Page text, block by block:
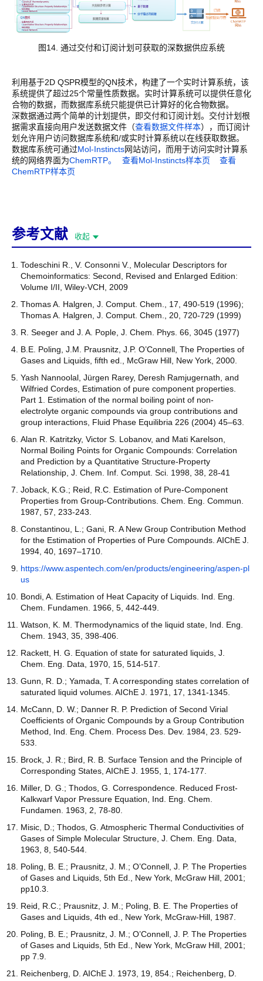
图14. 通过交付和订阅计划可获取的深数据供应系统
利用基于2D QSPR模型的QN技术，构建了一个实时计算系统，该
系统提供了超过25个常量性质数据。实时计算系统可以提供任意化
合物的数据，而数据库系统只能提供已计算好的化合物数据。
深数据通过两个简单的计划提供，即交付和订阅计划。交付计划根
据需求直接向用户发送数据文件（查看数据文件样本），而订阅计
划允许用户访问数据库系统和/或实时计算系统以在线获取数据。
数据库系统可通过Mol-Instincts网站访问，而用于访问实时计算系
统的网络界面为ChemRTP。 查看Mol-Instincts样本页
查看
ChemRTP样本页
参考文献 收起
Todeschini R., V. Consonni V., Molecular Descriptors for
Chemoinformatics: Second, Revised and Enlarged Edition:
Volume I/II, Wiley-VCH, 2009
Thomas A. Halgren, J. Comput. Chem., 17, 490-519 (1996);
Thomas A. Halgren, J. Comput. Chem., 20, 720-729 (1999)
R. Seeger and J. A. Pople, J. Chem. Phys. 66, 3045 (1977)
B.E. Poling, J.M. Prausnitz, J.P. O’Connell, The Properties of
Gases and Liquids, fifth ed., McGraw Hill, New York, 2000.
Yash Nannoolal, Jürgen Rarey, Deresh Ramjugernath, and
Wilfried Cordes, Estimation of pure component properties.
Part 1. Estimation of the normal boiling point of non-
electrolyte organic compounds via group contributions and
group interactions, Fluid Phase Equilibria 226 (2004) 45–63.
Alan R. Katritzky, Victor S. Lobanov, and Mati Karelson,
Normal Boiling Points for Organic Compounds: Correlation
and Prediction by a Quantitative Structure-Property
Relationship, J. Chem. Inf. Comput. Sci. 1998, 38, 28-41
Joback, K.G.; Reid, R.C. Estimation of Pure-Component
Properties from Group-Contributions. Chem. Eng. Commun.
1987, 57, 233-243.
Constantinou, L.; Gani, R. A New Group Contribution Method
for the Estimation of Properties of Pure Compounds. AIChE J.
1994, 40, 1697–1710.
https://www.aspentech.com/en/products/engineering/aspen-pl
us
Bondi, A. Estimation of Heat Capacity of Liquids. Ind. Eng.
Chem. Fundamen. 1966, 5, 442-449.
Watson, K. M. Thermodynamics of the liquid state, Ind. Eng.
Chem. 1943, 35, 398-406.
Rackett, H. G. Equation of state for saturated liquids, J.
Chem. Eng. Data, 1970, 15, 514-517.
Gunn, R. D.; Yamada, T. A corresponding states correlation of
saturated liquid volumes. AIChE J. 1971, 17, 1341-1345.
McCann, D. W.; Danner R. P. Prediction of Second Virial
Coefficients of Organic Compounds by a Group Contribution
Method, Ind. Eng. Chem. Process Des. Dev. 1984, 23. 529-
533.
Brock, J. R.; Bird, R. B. Surface Tension and the Principle of
Corresponding States, AIChE J. 1955, 1, 174-177.
Miller, D. G.; Thodos, G. Correspondence. Reduced Frost-
Kalkwarf Vapor Pressure Equation, Ind. Eng. Chem.
Fundamen. 1963, 2, 78-80.
Misic, D.; Thodos, G. Atmospheric Thermal Conductivities of
Gases of Simple Molecular Structure, J. Chem. Eng. Data,
1963, 8, 540-544.
Poling, B. E.; Prausnitz, J. M.; O’Connell, J. P. The Properties
of Gases and Liquids, 5th Ed., New York, McGraw Hill, 2001;
pp10.3.
Reid, R.C.; Prausnitz, J. M.; Poling, B. E. The Properties of
Gases and Liquids, 4th ed., New York, McGraw-Hill, 1987.
Poling, B. E.; Prausnitz, J. M.; O’Connell, J. P. The Properties
of Gases and Liquids, 5th Ed., New York, McGraw Hill, 2001;
pp 7.9.
Reichenberg, D. AIChE J. 1973, 19, 854.; Reichenberg, D.